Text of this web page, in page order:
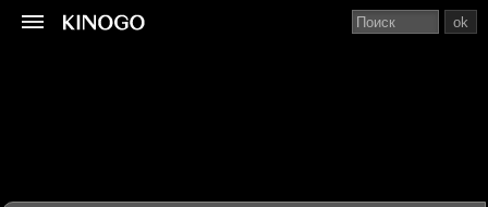
ok